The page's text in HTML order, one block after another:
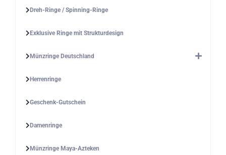
Dreh-Ringe / Spinning-Ringe
Exklusive Ringe mit Strukturdesign
Münzringe Deutschland
Herrenringe
Geschenk-Gutschein
Damenringe
Münzringe Maya-Azteken